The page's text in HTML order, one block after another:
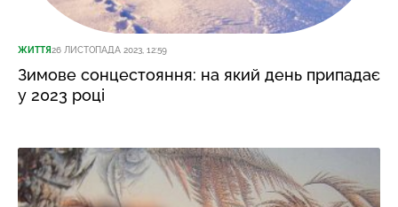
ЖИТТЯ26 ЛИСТОПАДА 2023, 12:59
Зимове сонцестояння: на який день припадає
у 2023 році